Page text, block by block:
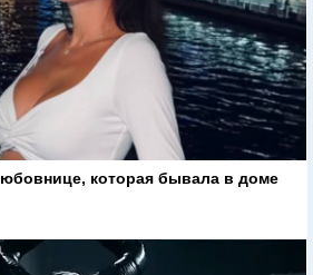
которая бывала в доме